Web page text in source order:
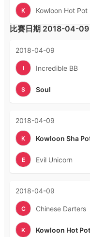
K Kowloon Hot Pot
比賽日期 2018-04-09
2018-04-09
I Incredible BB
S Soul
2018-04-09
K Kowloon Sha
E Evil Unicorn
2018-04-09
C Chinese Darters
K Kowloon Hot Pot